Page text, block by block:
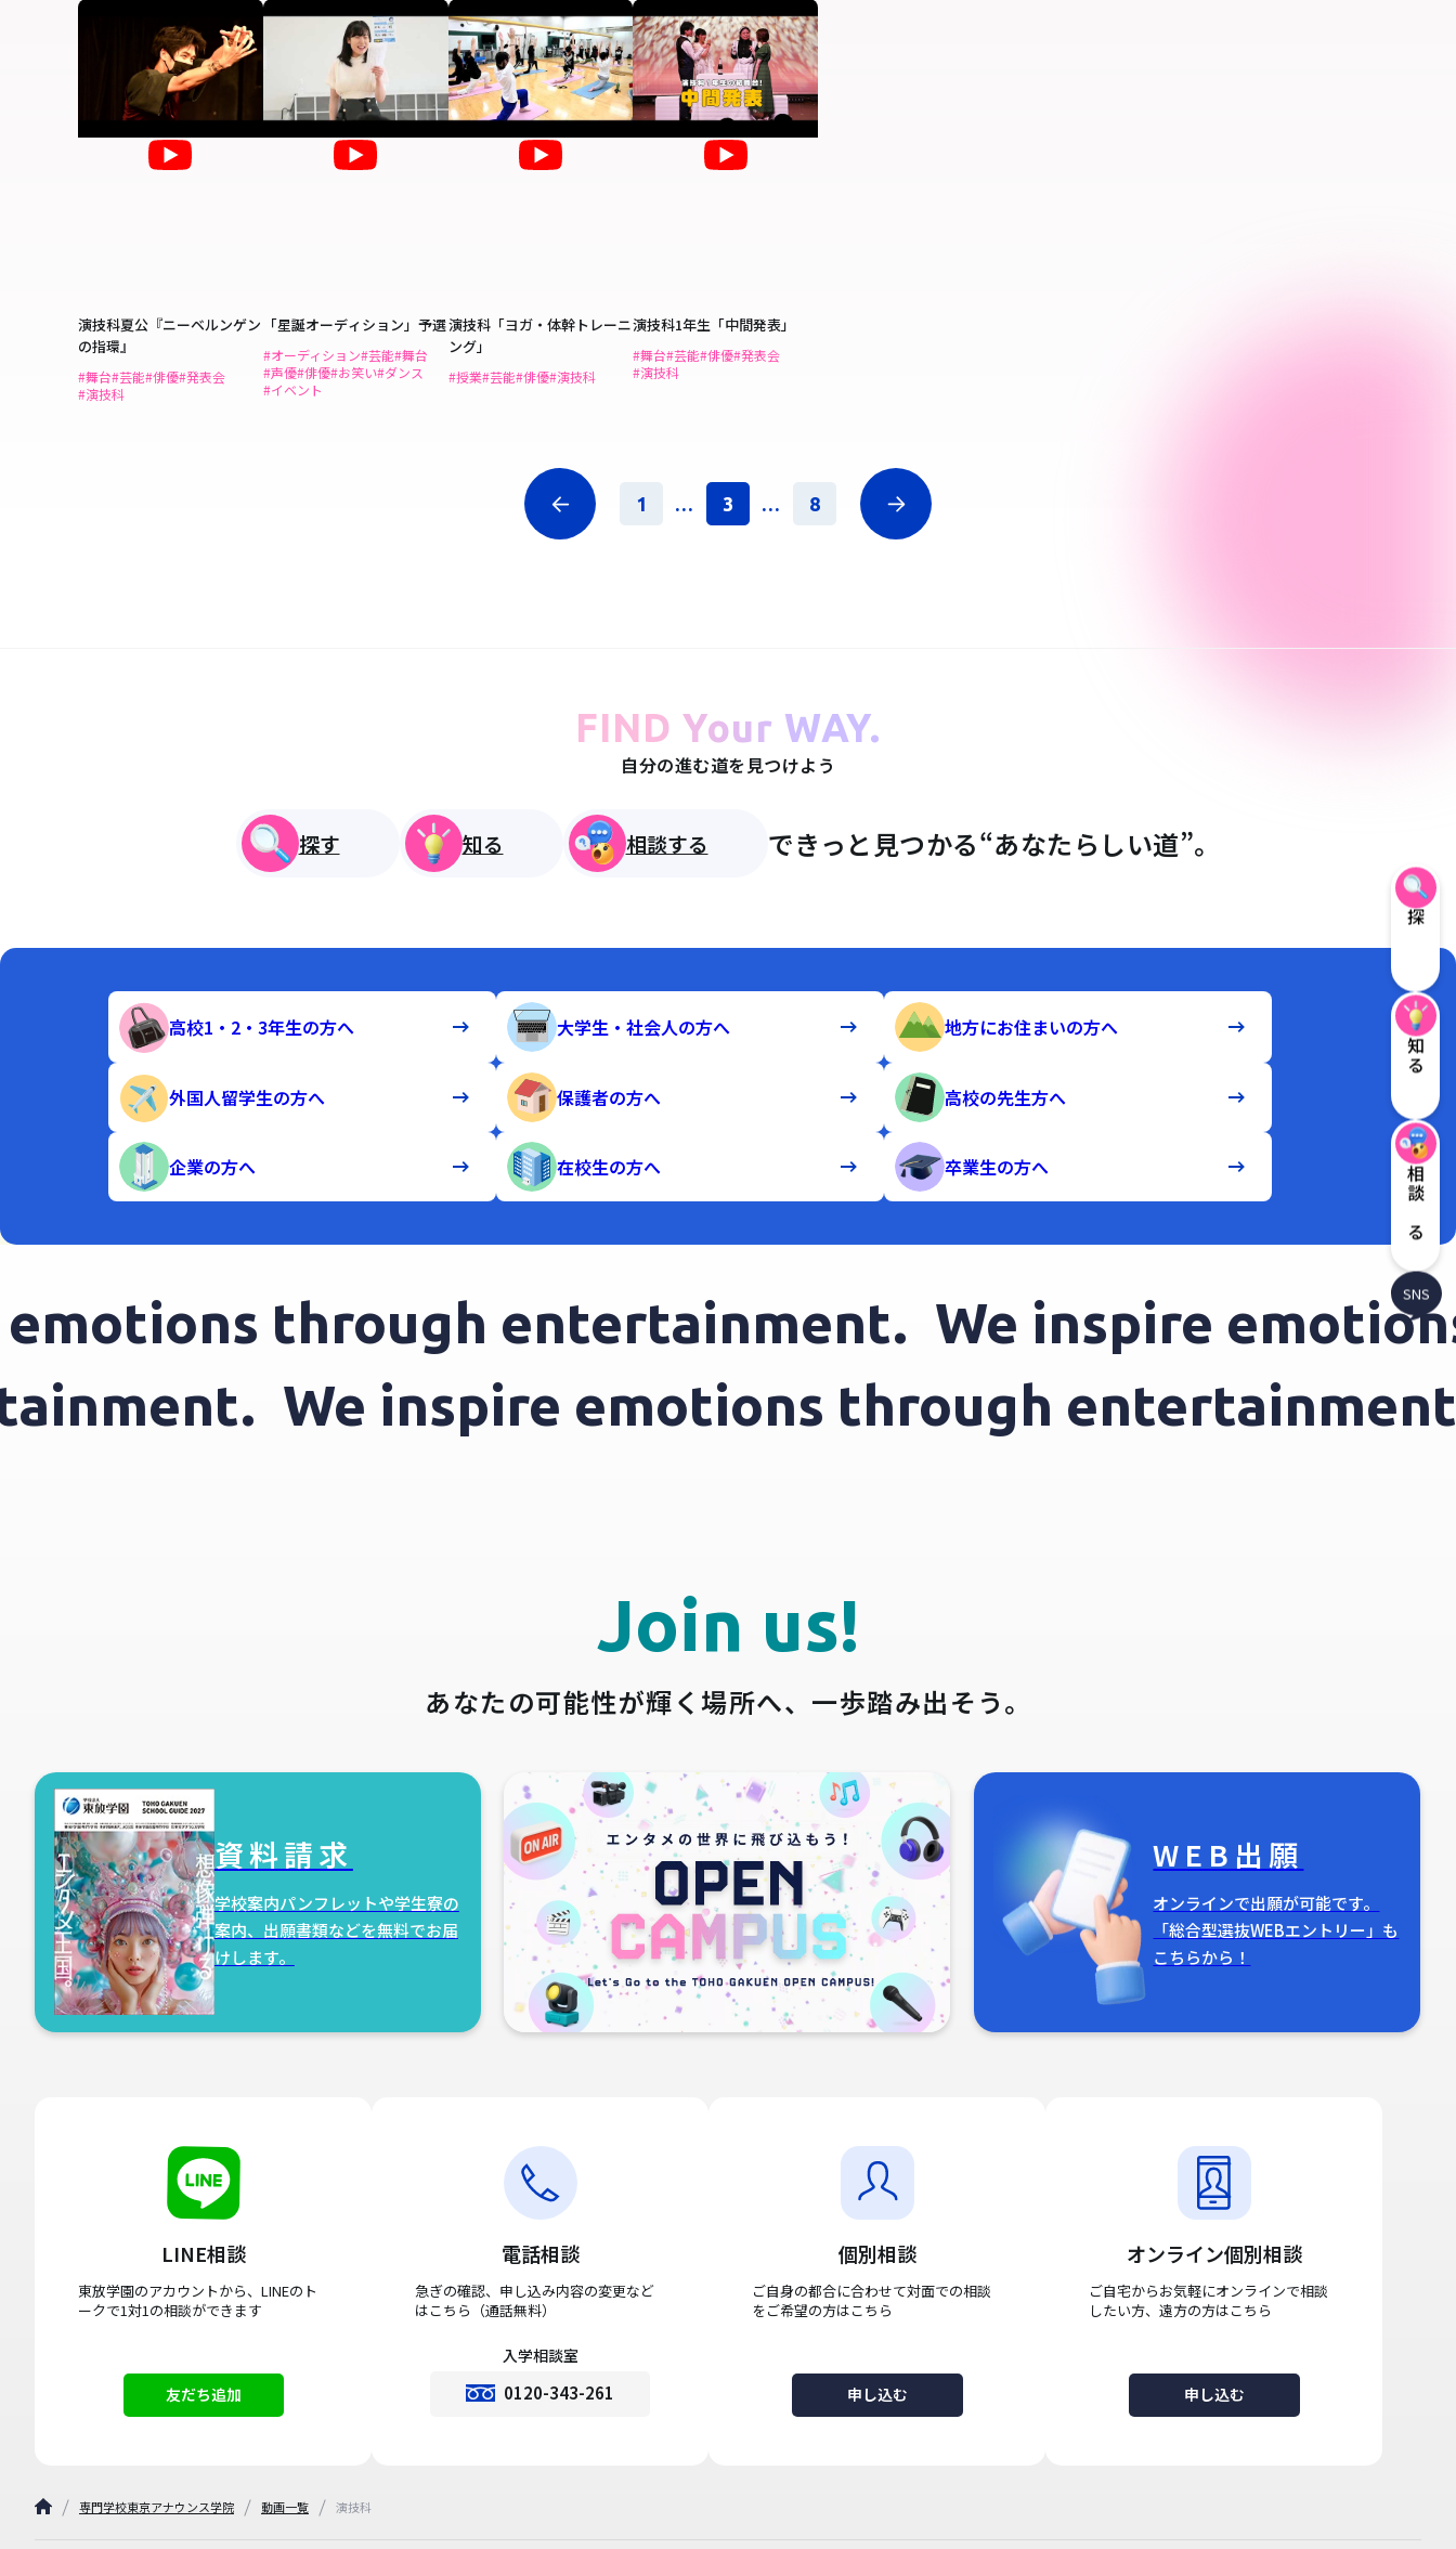
演技科夏公『ニーベルンゲン
の指環』
#舞台#芸能#俳優#発表会
#演技科
「星誕オーディション」予選
#オーディション#芸能#舞台
#声優#俳優#お笑い#ダンス
#イベント
演技科「ヨガ・体幹トレーニ
ング」
#授業#芸能#俳優#演技科
演技科1年生「中間発表」
#舞台#芸能#俳優#発表会
#演技科
1 ... 3 ... 8
FIND Your WAY.
自分の進む道を見つけよう
探す 知る 相談する できっと見つかる“あなたらしい道”。
高校1・2・3年生の方へ 大学生・社会人の方へ 地方にお住まいの方へ
外国人留学生の方へ 保護者の方へ 高校の先生方へ
企業の方へ 在校生の方へ 卒業生の方へ
through entertainment. We inspire emotions
We inspire emotions through
Join us!
あなたの可能性が輝く場所へ、 一歩踏み出そう。
資料請求
学校案内パンフレットや学生寮の
案内、出願書類などを無料でお届
けします。
WEB出願
オンラインで出願が可能です。
「総合型選抜WEBエントリー」も
こちらから！
LINE相談
東放学園のアカウントから、LINEのト
ークで1対1の相談ができます
友だち追加
電話相談
急ぎの確認、申し込み内容の変更など
はこちら（通話無料）
入学相談室
0120-343-261
個別相談
ご自身の都合に合わせて対面での相談
をご希望の方はこちら
申し込む
オンライン個別相談
ご自宅からお気軽にオンラインで相談
したい方、遠方の方はこちら
申し込む
専門学校東京アナウンス学院 動画一覧 演技科
探す
知る
相談する
SNS